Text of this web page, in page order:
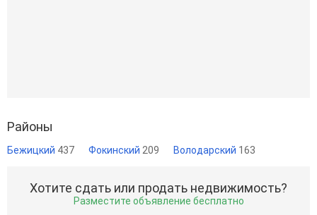
Районы
Бежицкий 437 Фокинский 209 Володарский 163
Хотите сдать или продать недвижимость?
Разместите объявление бесплатно